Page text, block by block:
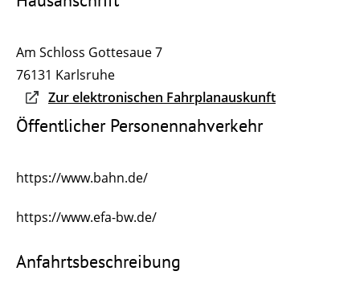
Am Schloss Gottesaue 7
76131 Karlsruhe
Zur elektronischen Fahrplanauskunft
Öffentlicher Personennahverkehr
https://www.bahn.de/
https://www.efa-bw.de/
Anfahrtsbeschreibung